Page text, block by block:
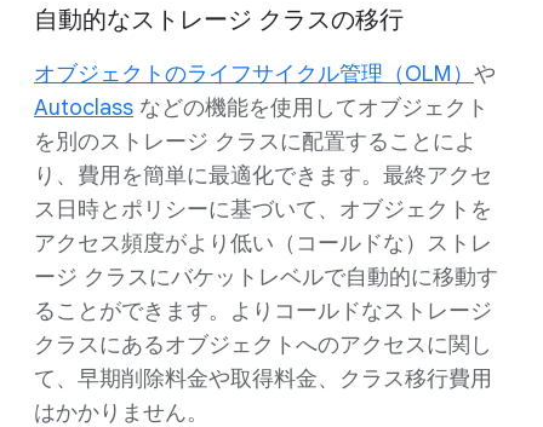
自動的なストレージ クラスの移行
オブジェクトのライフサイクル管理（OLM） や
Autoclass などの機能を使用してオブジェクト
を別のストレージ クラスに配置することによ
り、費用を簡単に最適化できます。最終アクセ
ス日時とポリシーに基づいて、オブジェクトを
アクセス頻度がより低い（コールドな）ストレ
ージ クラスにバケットレベルで自動的に移動す
ることができます。よりコールドなストレージ
クラスにあるオブジェクトへのアクセスに関し
て、早期削除料金や取得料金、クラス移行費用
はかかりません。